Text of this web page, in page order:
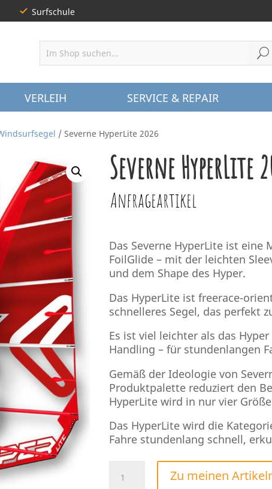
Surfschule
VERLEIH SERVICE & REPAIR
/ Severne HyperLite 2026
Severne HyperLite
Anfrageartikel
Das Severne HyperLite ist eine
FoilGlide – mit der leichten
und dem Shape des Hyper.
Das HyperLite ist freerace-
schnelleres Segel, das perfekt
Es ist viel leichter als das
Handling – für stundenlangen
Gemäß der Ideologie von
Produktpalette reduziert den
HyperLite wird in nur vier
Das HyperLite wird die
Fahre stundenlang schnell,
HyperLite
Zu meinen